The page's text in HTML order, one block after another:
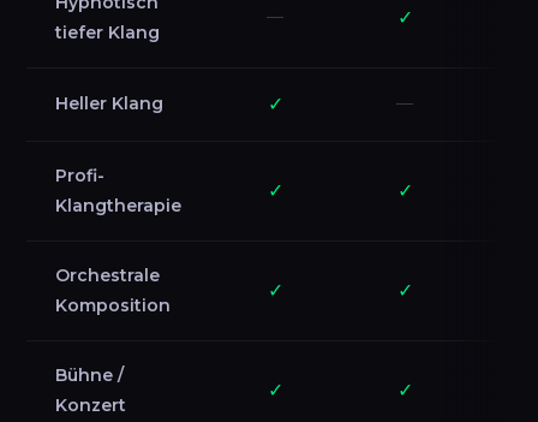
tiefer Klang
— ✓
Heller Klang ✓ —
Profi-
Klangtherapie
✓ ✓
Orchestrale
Komposition
✓ ✓
Bühne /
Konzert
✓ ✓